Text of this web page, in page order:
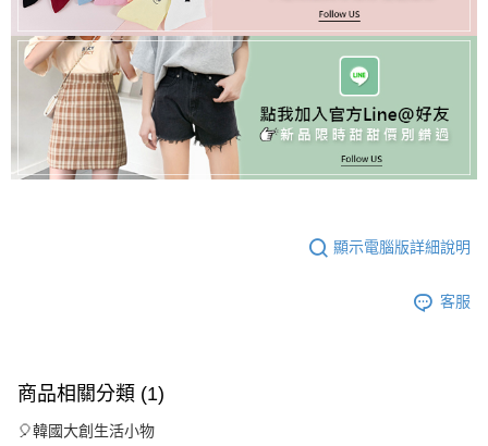
顯示電腦版詳細說明
客服
商品相關分類 (1)
🎈韓國大創生活小物